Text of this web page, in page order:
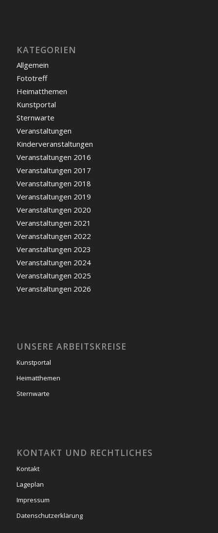
KATEGORIEN
Allgemein
Fototreff
Heimatthemen
Kunstportal
Sternwarte
Veranstaltungen
Kinderveranstaltungen
Veranstaltungen 2016
Veranstaltungen 2017
Veranstaltungen 2018
Veranstaltungen 2019
Veranstaltungen 2020
Veranstaltungen 2021
Veranstaltungen 2022
Veranstaltungen 2023
Veranstaltungen 2024
Veranstaltungen 2025
Veranstaltungen 2026
UNSERE ARBEITSKREISE
Kunstportal
Heimatthemen
Sternwarte
KONTAKT UND RECHTLICHES
Kontakt
Lageplan
Impressum
Datenschutzerklärung